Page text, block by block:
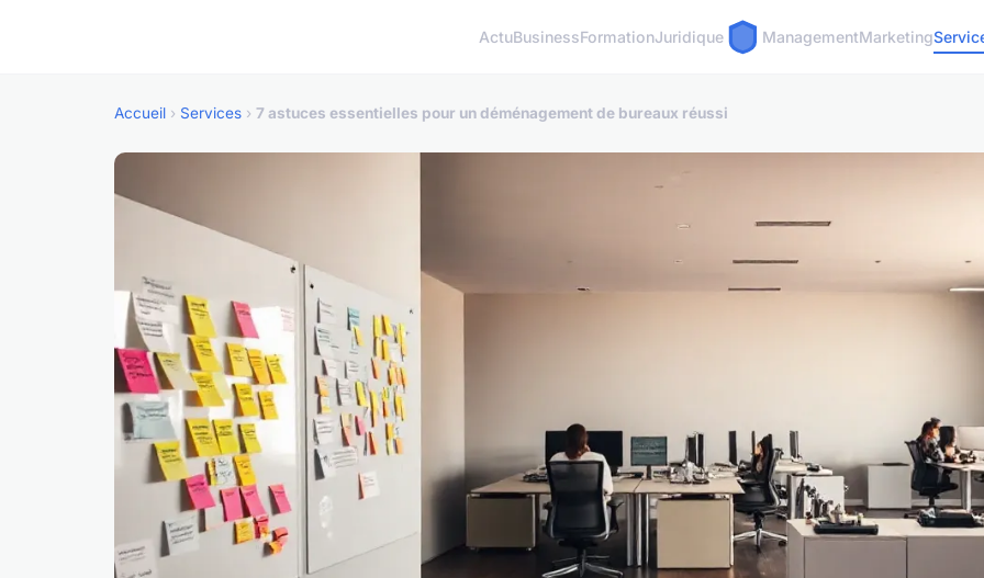
ActuBusinessFormationJuridique ManagementMarketing
Accueil › Services › 7 astuces essentielles pour un déménagement de bureaux réussi